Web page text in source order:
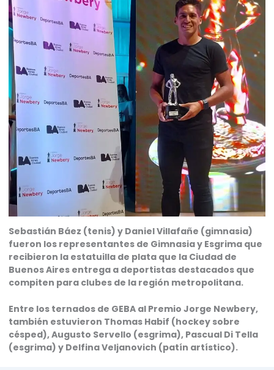
Sebastián Báez (tenis) y Daniel Villafañe (gimnasia)
fueron los representantes de Gimnasia y Esgrima que
recibieron la estatuilla de plata que la Ciudad de
Buenos Aires entrega a deportistas destacados que
compiten para clubes de la región metropolitana.
Entre los ternados de GEBA al Premio Jorge Newbery,
también estuvieron Thomas Habif (hockey sobre
césped), Augusto Servello (esgrima), Pascual Di Tella
(esgrima) y Delfina Veljanovich (patín artístico).